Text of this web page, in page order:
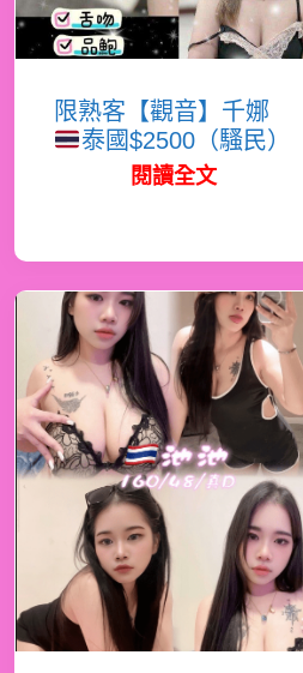
限熟客【觀音】千娜
泰國$2500（騷民）
閱讀全文